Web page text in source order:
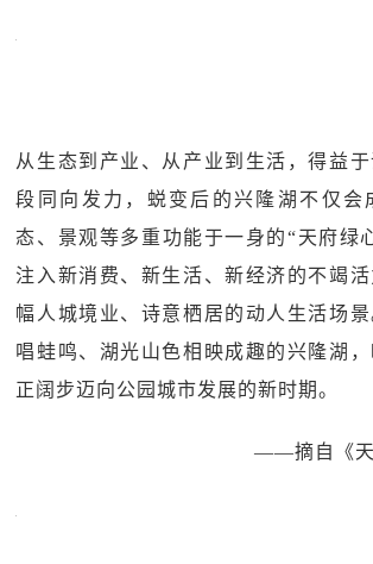
从生态到产业、从产业到生活，得益
段同向发力，蜕变后的兴隆湖不仅会
态、景观等多重功能于一身的“天府绿
注入新消费、新生活、新经济的不竭
幅人城境业、诗意栖居的动人生活场
唱蛙鸣、湖光山色相映成趣的兴隆湖
正阔步迈向公园城市发展的新时期。
——摘自《天